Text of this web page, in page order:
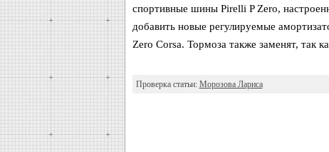
спортивные шины Pirelli P Zero,
добавить новые регулируемые
Zero Corsa. Тормоза также заменят, так
Проверка статьи: Морозова Лариса